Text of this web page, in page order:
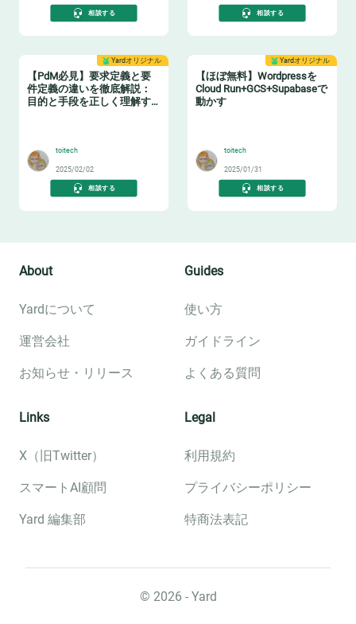
相談する 相談する
Yardオリジナル
【PdM必見】要求定義と要
件定義の違いを徹底解説：
目的と手段を正しく理解す
toitech
2025/02/02
相談する
Yardオリジナル
【ほぼ無料】Wordpressを
Cloud Run+GCS+Supabaseで
動かす
toitech
2025/01/31
相談する
About
Yardについて
運営会社
お知らせ・リリース
Guides
使い方
ガイドライン
よくある質問
Links
X（旧Twitter）
スマートAI顧問
Yard 編集部
Legal
利用規約
プライバシーポリシー
特商法表記
©︎ 2026 - Yard